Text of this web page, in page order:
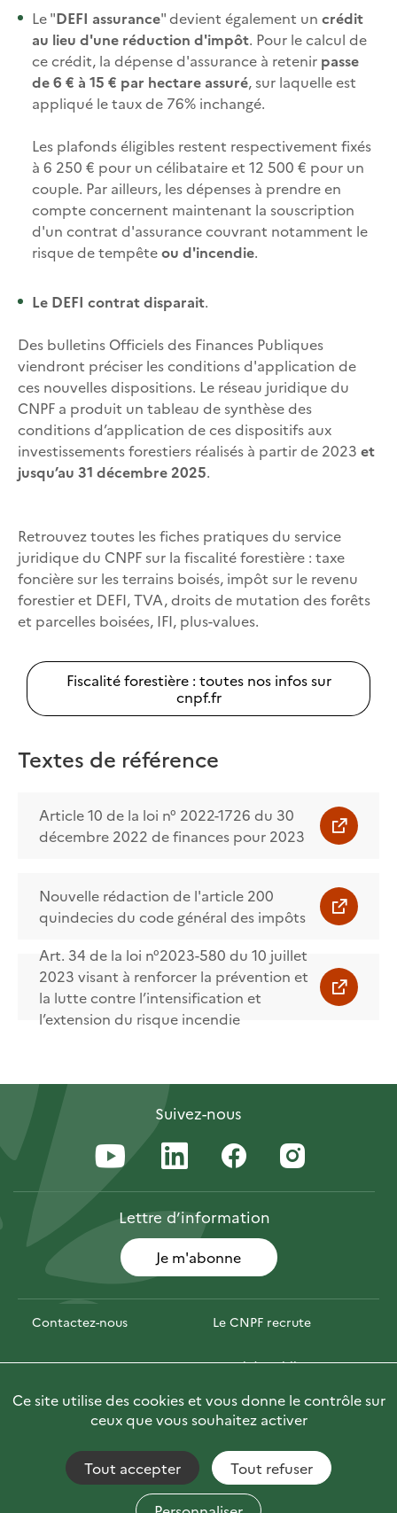
Le "DEFI assurance" devient également un crédit
au lieu d'une réduction d'impôt. Pour le calcul de
ce crédit, la dépense d'assurance à retenir passe
de 6 € à 15 € par hectare assuré, sur laquelle est
appliqué le taux de 76% inchangé.
Les plafonds éligibles restent respectivement fixés
à 6 250 € pour un célibataire et 12 500 € pour un
couple. Par ailleurs, les dépenses à prendre en
compte concernent maintenant la souscription
d'un contrat d'assurance couvrant notamment le
risque de tempêteou d'incendie.
Le DEFI contrat disparait.
Des bulletins Officiels des Finances Publiques
viendront préciser les conditions d'application de
ces nouvelles dispositions. Le réseau juridique du
CNPF a produit un tableau de synthèse des
conditions d’application de ces dispositifs aux
investissements forestiers réalisés à partir de 2023 et
jusqu’au 31 décembre 2025.
Retrouvez toutes les fiches pratiques du service
juridique du CNPF sur la fiscalité forestière : taxe
foncière sur les terrains boisés, impôt sur le revenu
forestier et DEFI, TVA, droits de mutation des forêts
et parcelles boisées, IFI, plus-values.
Fiscalité forestière : toutes nos infos sur
cnpf.fr
Textes de référence
Article 10 de la loi n° 2022-1726 du 30
décembre 2022 de finances pour 2023
Nouvelle rédaction de l'article 200
quindecies du code général des impôts
Art. 34 de la loi n°2023-580 du 10 juillet
2023 visant à renforcer la prévention et
la lutte contre l’intensification et
l’extension du risque incendie
Suivez-nous
Lettred’information
Je m'abonne
Contactez-nous Le CNPF recrute
Espace presse Marchés publics
Photofor 🇬🇧 Briefly in English
Accessibilité : non conforme
Fils RSS
Mentions Légales
Plan du site
Ce site utilise des cookies et vous donne le contrôle sur
ceux que vous souhaitez activer
Tout accepter Tout refuser